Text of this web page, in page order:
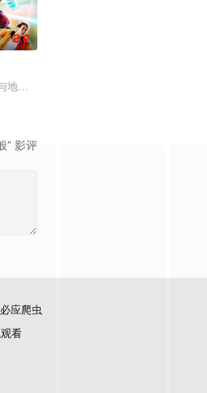
裙的大神雏子。拯救她的是，偶然路过
2.0
地球极其相似的星球，某日遭到了来自
” 影评
必应爬虫
看